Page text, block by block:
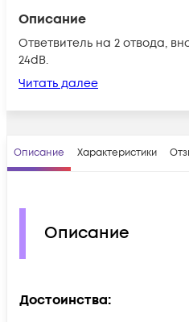
Описание
Ответвитель на 2 отвода,
24dB.
Читать далее
Описание Характеристики
Описание
Достоинства: